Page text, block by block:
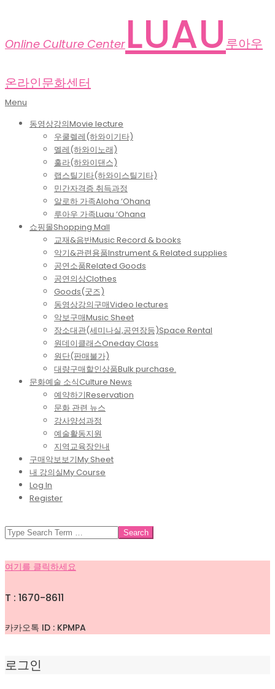
Online Culture Center LUAU 루아우
온라인문화센터
Primary
Menu
Menu
동영상강의Movie lecture
우쿨렐레(하와이기타)
멜레(하와이노래)
훌라(하와이댄스)
랩스틸기타(하와이스틸기타)
민간자격증 취득과정
알로하 가족Aloha ‘Ohana
루아우 가족Luau ‘Ohana
쇼핑몰Shopping Mall
교재&음반Music Record & books
악기&관련용품Instrument & Related supplies
공연소품Related Goods
공연의상Clothes
Goods(굿즈)
동영상강의구매Video lectures
악보구매Music Sheet
장소대관(세미나실,공연장등)Space Rental
원데이클래스Oneday Class
원단(판매불가)
대량구매할인상품Bulk purchase.
문화예술 소식Culture News
예약하기Reservation
문화 관련 뉴스
강사양성과정
예술활동지원
지역교육장안내
구매악보보기My Sheet
내 강의실My Course
Log In
Register
SEARCH
여기를 클릭하세요
T : 1670-8611
카카오톡 ID : KPMPA
로그인